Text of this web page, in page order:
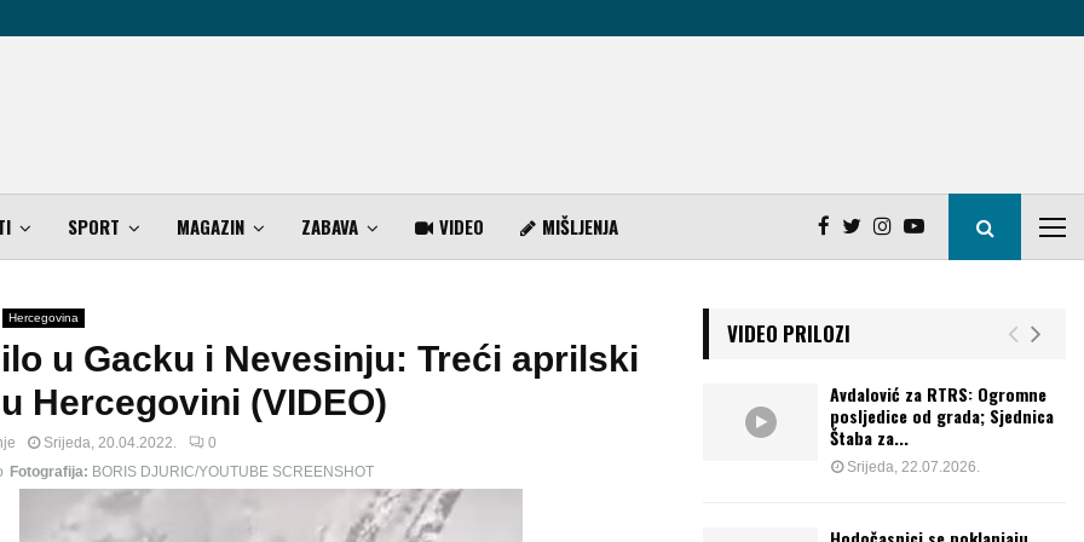
SPORT MAGAZIN ZABAVA VIDEO MIŠLJENJA
Hercegovina
u Gacku i Nevesinju: Treći aprilski
Hercegovini (VIDEO)
Srijeda, 20.04.2022.
0
Fotografija: BORIS DJURIC/YOUTUBE SCREENSHOT
VIDEO PRILOZI
Avdalović za RTRS: Ogromne
posljedice od grada; Sjednica
Štaba za...
Srijeda, 22.07.2026.